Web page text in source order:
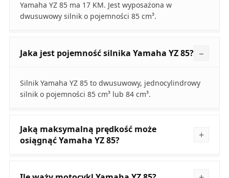
Yamaha YZ 85 ma 17 KM. Jest wyposażona w
dwusuwowy silnik o pojemności 85 cm³.
Jaka jest pojemność silnika Yamaha YZ 85?
Silnik Yamaha YZ 85 to dwusuwowy, jednocylindrowy
silnik o pojemności 85 cm³ lub 84 cm³.
Jaką maksymalną prędkość może
osiągnąć Yamaha YZ 85?